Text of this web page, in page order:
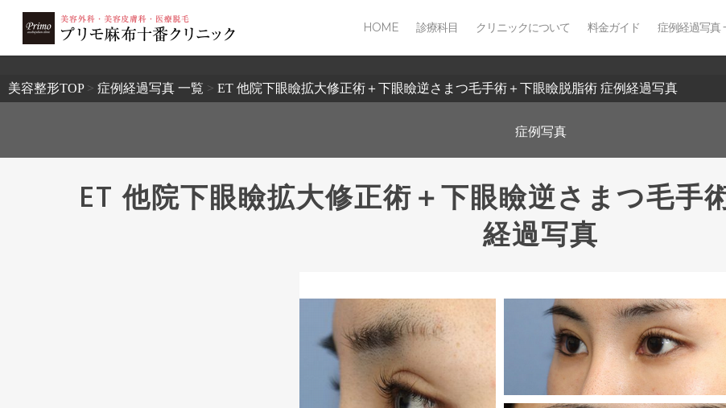
2503
HOME 診療科目 クリニックについて 料金ガイド 症例経過写真
美容整形TOP> 症例経過写真 一覧 > ET 他院下眼瞼拡大修正術＋下眼瞼逆さまつ毛手術＋下眼瞼脱脂術 症例経過写真
症例写真
ET 他院下眼瞼拡大修正術＋下眼瞼逆さまつ毛手
経過写真